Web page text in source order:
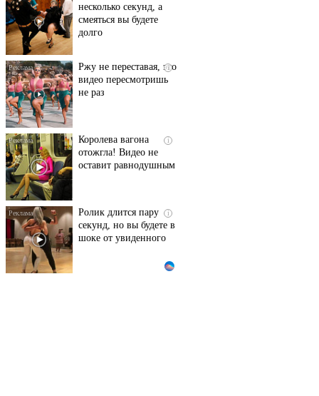
несколько секунд, а
смеяться вы будете
долго
i
Ржу не переставая, это
видео пересмотришь
не раз
i
Королева вагона
отожгла! Видео не
оставит равнодушным
i
Ролик длится пару
секунд, но вы будете в
шоке от увиденного